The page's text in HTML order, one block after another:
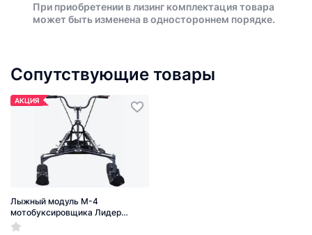
При приобретении в лизинг комплектация товара
может быть изменена в одностороннем порядке.
Сопутствующие товары
АКЦИЯ
Лыжный модуль М-4
мотобуксировщика Лидер
(рычажная подвеска)